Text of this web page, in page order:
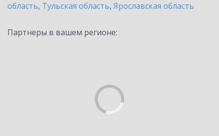
область, Тульская область, Ярославская область
Партнеры в вашем регионе: